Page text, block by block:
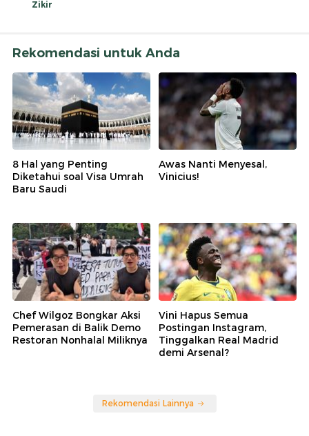
Zikir
Rekomendasi untuk Anda
8 Hal yang Penting
Diketahui soal Visa Umrah
Baru Saudi
Awas Nanti Menyesal,
Vinicius!
Chef Wilgoz Bongkar Aksi
Pemerasan di Balik Demo
Restoran Nonhalal Miliknya
Vini Hapus Semua
Postingan Instagram,
Tinggalkan Real Madrid
demi Arsenal?
Rekomendasi Lainnya